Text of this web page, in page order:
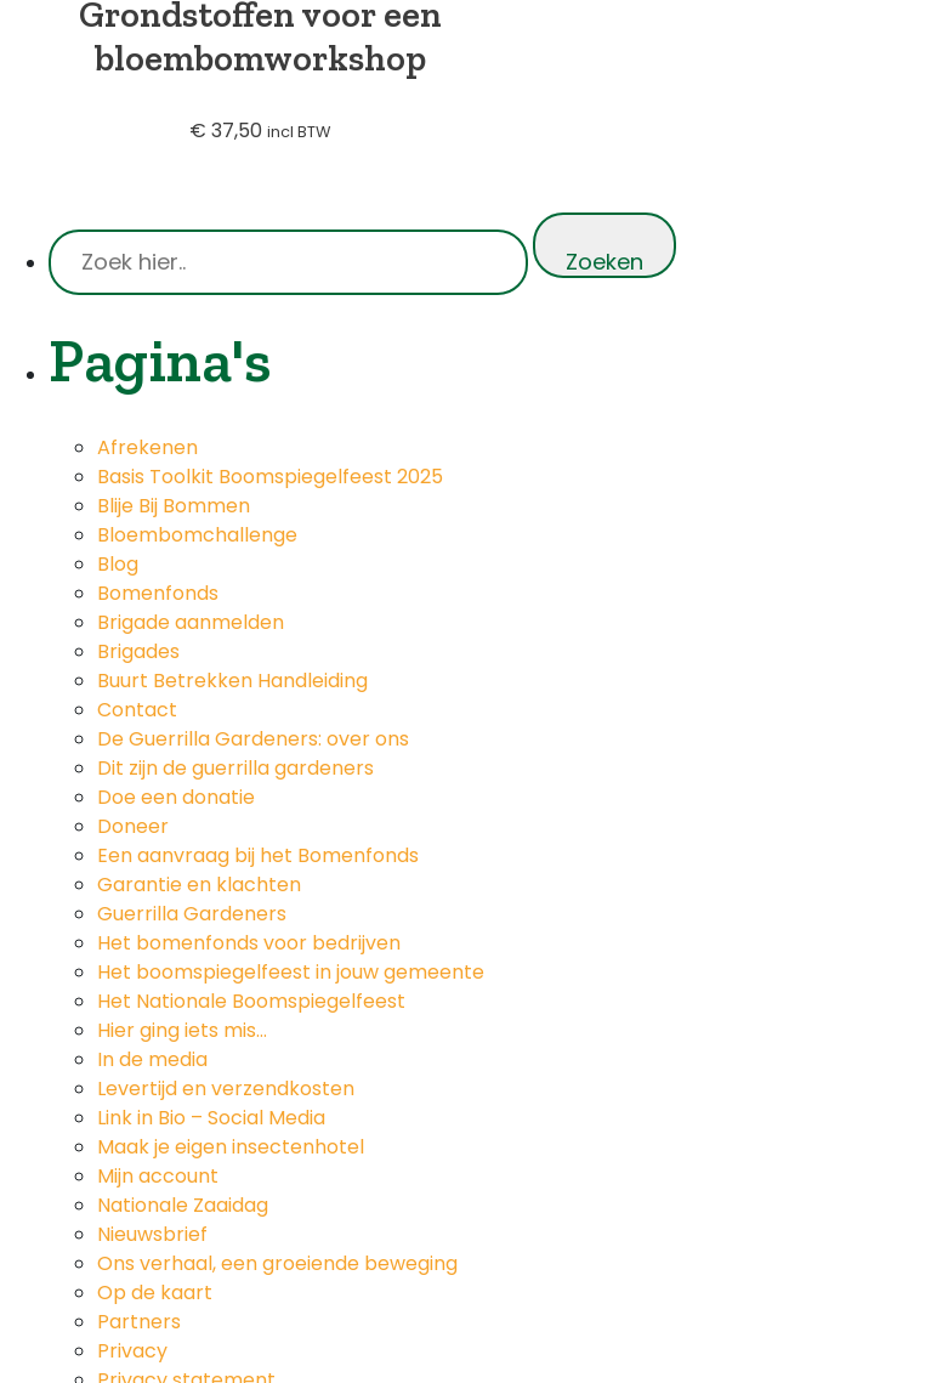
Grondstoffen voor een
bloembomworkshop
€ 37,50 incl BTW
Pagina's
Afrekenen
Basis Toolkit Boomspiegelfeest 2025
Blije Bij Bommen
Bloembomchallenge
Blog
Bomenfonds
Brigade aanmelden
Brigades
Buurt Betrekken Handleiding
Contact
De Guerrilla Gardeners: over ons
Dit zijn de guerrilla gardeners
Doe een donatie
Doneer
Een aanvraag bij het Bomenfonds
Garantie en klachten
Guerrilla Gardeners
Het bomenfonds voor bedrijven
Het boomspiegelfeest in jouw gemeente
Het Nationale Boomspiegelfeest
Hier ging iets mis…
In de media
Levertijd en verzendkosten
Link in Bio – Social Media
Maak je eigen insectenhotel
Mijn account
Nationale Zaaidag
Nieuwsbrief
Ons verhaal, een groeiende beweging
Op de kaart
Partners
Privacy